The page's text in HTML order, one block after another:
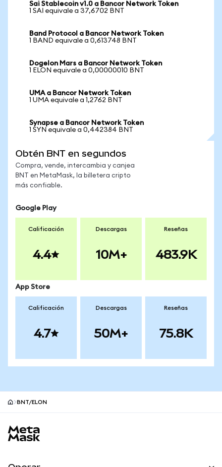
Sai Stablecoin v1.0 a Bancor Network Token
1 SAI equivale a 37,6702 BNT
Band Protocol a Bancor Network Token
1 BAND equivale a 0,613748 BNT
Dogelon Mars a Bancor Network Token
1 ELON equivale a 0,00000010 BNT
UMA a Bancor Network Token
1 UMA equivale a 1,2762 BNT
Synapse a Bancor Network Token
1 SYN equivale a 0,442384 BNT
Obtén BNT en segundos
Compra, vende, intercambia y canjea
BNT en MetaMask, la billetera cripto
más confiable.
Google Play
Calificación
4.4
Descargas
10M+
Reseñas
483.9K
App Store
Calificación
4.7
Descargas
50M+
Reseñas
75.8K
BNT/ELON